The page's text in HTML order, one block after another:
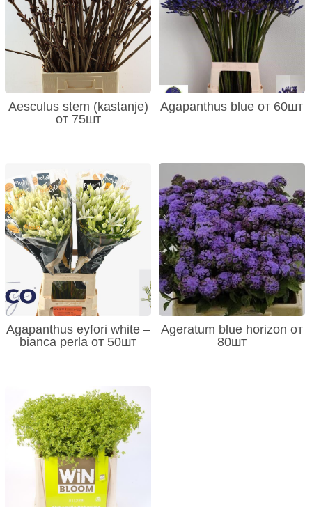
Aesculus stem (kastanje)
от 75шт
Agapanthus blue от 60шт
Agapanthus eyfori white –
bianca perla от 50шт
Ageratum blue horizon от
80шт